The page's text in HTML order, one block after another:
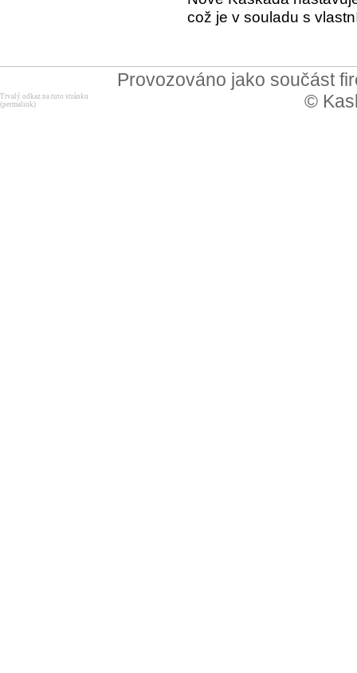
což je v souladu s
Provozováno jako součást
©
Trvalý odkaz na tuto stránku
(permalink)